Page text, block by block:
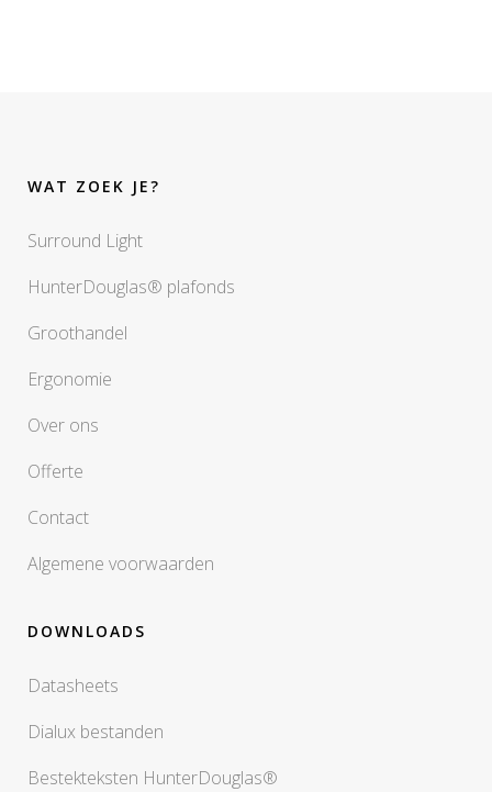
WAT ZOEK JE?
Surround Light
HunterDouglas® plafonds
Groothandel
Ergonomie
Over ons
Offerte
Contact
Algemene voorwaarden
DOWNLOADS
Datasheets
Dialux bestanden
Bestekteksten HunterDouglas®